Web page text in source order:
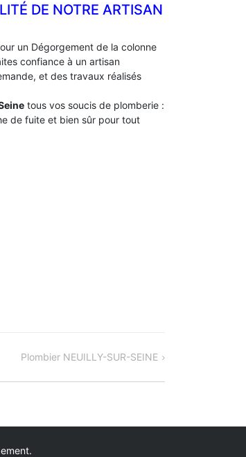
DE NOTRE ARTISAN
un Dégorgement de la colonne
confiance à un artisan
et des travaux réalisés
tous vos soucis de plomberie :
de fuite et bien sûr pour tout
Plombier NEUILLY-SUR-SEINE